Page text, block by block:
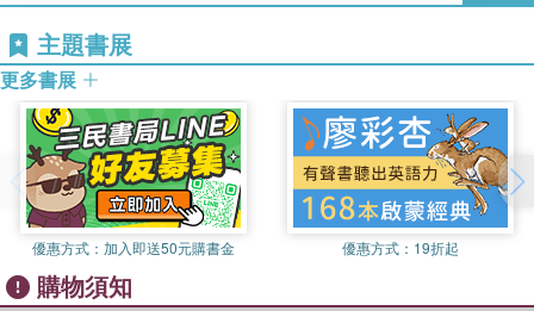
frolic-filled place in all the world, but very occasionally
some evil-doer likes to come along and disturb the peace.
That's when our five brave heroes to step up to save the
day-there's Blossom the unicorn, Twinkle the pixie,
Herbert the gnome, Hoofius the faun, and a plucky little
mushroom called Trevor. In Super Happy Magic Forest
and the Humongous Fungus the heroes of the forest must
fight against Fungellus the evil mushroom. Prepare for
epic adventures, the odd picnic-break, and plenty of fun-
filled frolics!For more laugh-out-loud adventures with the
Super Happy Magic Forest heroes, read Super Happy
主題書展
更多書展
優惠方式： 加入即送50元購書金 優惠方式： 19折起
購物須知